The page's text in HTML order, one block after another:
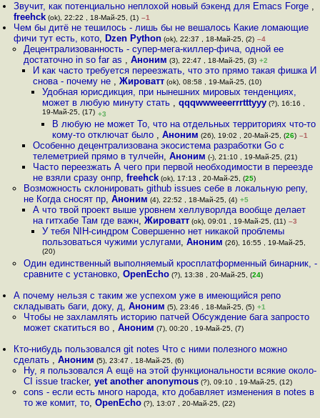
Звучит, как потенциально неплохой новый бэкенд для Emacs Forge ,
freehck (ok), 22:22 , 18-Май-25, (1) –1
Чем бы дитё не тешилось - лишь бы не вешалось Какие ломающие
фичи тут есть, кото, Dzen Python (ok), 22:37 , 18-Май-25, (2) –4
Децентрализованность - супер-мега-киллер-фича, одной ее
достаточно in so far as , Аноним (3), 22:47 , 18-Май-25, (3) +2
И как часто требуется переезжать, что это прямо такая фишка И
снова - почему не , Жироватт(ok), 08:58 , 19-Май-25, (10)
Удобная юрисдикция, при нынешних мировых тенденциях,
может в любую минуту стать ,qqqwwweeerrrtttyyy (?), 16:16 ,
19-Май-25, (17) +3
В любую не может То, что на отдельных территориях что-то
кому-то отключат было , Аноним (26), 19:02 , 20-Май-25, (26) –1
Особенно децентрализована экосистема разработки Go с
телеметрией прямо в тулчейн, Аноним (-), 21:10 , 19-Май-25, (21)
Часто переезжать А чего при первой необходимости в переезде
не взяли сразу онпр, freehck(ok), 17:13 , 20-Май-25, (25)
Возможность склонировать github issues себе в локальную репу,
не Когда сносят пр, Аноним (4), 22:52 , 18-Май-25, (4) +5
А что твой проект выше уровнем хеллуворлда вообще делает
на гитхабе Там где важн, Жироватт(ok), 09:01 , 19-Май-25, (11) –3
У тебя NIH-синдром Совершенно нет никакой проблемы
пользоваться чужими услугами,Аноним (26), 16:55 , 19-Май-25,
(20)
Один единственный выполняемый кросплатформенный бинарник, -
сравните с установко, OpenEcho(?), 13:38 , 20-Май-25, (24)
А почему нельзя с таким же успехом уже в имеющийся репо
складывать баги, доку, д,Аноним (5), 23:46 , 18-Май-25, (5) +1
Чтобы не захламлять историю патчей Обсуждение бага запросто
может скатиться во , Аноним (7), 00:20 , 19-Май-25, (7)
Кто-нибудь пользовался git notes Что с ними полезного можно
сделать ,Аноним (5), 23:47 , 18-Май-25, (6)
Ну, я пользовался А ещё на этой функциональности всякие около-
CI issue tracker, yet another anonymous(?), 09:10 , 19-Май-25, (12)
cons - если есть много народа, кто добавляет изменения в notes в
то же комит, то, OpenEcho(?), 13:07 , 20-Май-25, (22)